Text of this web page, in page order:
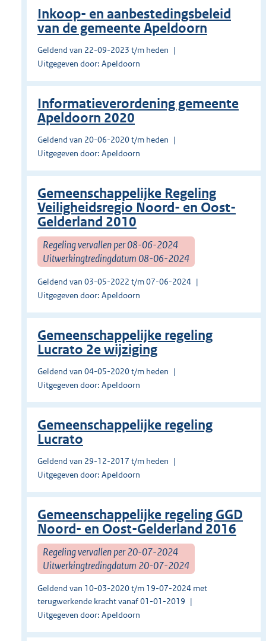
Inkoop- en aanbestedingsbeleid
van de gemeente Apeldoorn
Geldend van 22-09-2023 t/m heden
Uitgegeven door: Apeldoorn
Informatieverordening gemeente
Apeldoorn 2020
Geldend van 20-06-2020 t/m heden
Uitgegeven door: Apeldoorn
Gemeenschappelijke Regeling
Veiligheidsregio Noord- en Oost-
Gelderland 2010
Regeling vervallen per 08-06-2024
Uitwerkingtredingdatum 08-06-2024
Geldend van 03-05-2022 t/m 07-06-2024
Uitgegeven door: Apeldoorn
Gemeenschappelijke regeling
Lucrato 2e wijziging
Geldend van 04-05-2020 t/m heden
Uitgegeven door: Apeldoorn
Gemeenschappelijke regeling
Lucrato
Geldend van 29-12-2017 t/m heden
Uitgegeven door: Apeldoorn
Gemeenschappelijke regeling GGD
Noord- en Oost-Gelderland 2016
Regeling vervallen per 20-07-2024
Uitwerkingtredingdatum 20-07-2024
Geldend van 10-03-2020 t/m 19-07-2024 met
terugwerkende kracht vanaf 01-01-2019
Uitgegeven door: Apeldoorn